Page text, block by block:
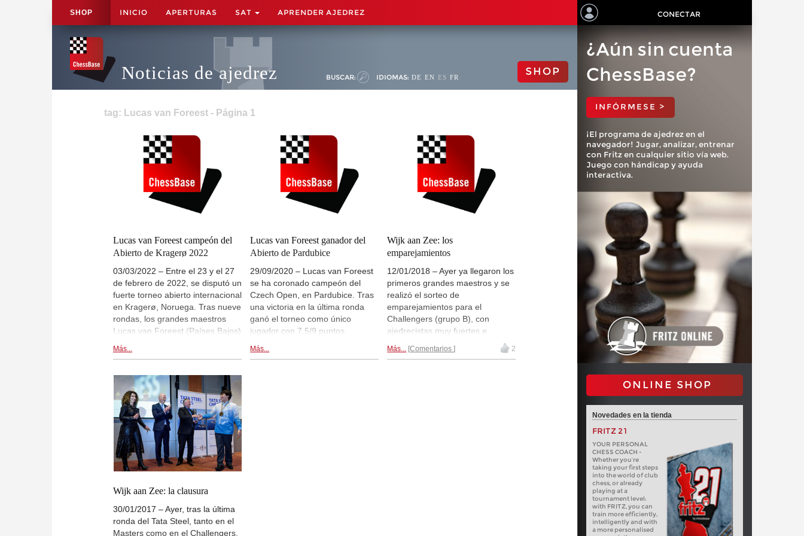
SHOP INICIO APERTURAS SAT APRENDER AJEDREZ CONECTAR
Noticias de ajedrez BUSCAR: IDIOMAS: DE EN ES FR SHOP
tag: Lucas van Foreest - Página 1
Lucas van Foreest campeón del
Abierto de Kragerø 2022
03/03/2022 – Entre el 23 y el 27
de febrero de 2022, se disputó un
fuerte torneo abierto internacional
en Kragerø, Noruega. Tras nueve
rondas, los grandes maestros
Lucas van Foreest (Países Bajos)
(Dinamarca) compartían el primer
coronó campeón debido a tener
la mejor valoración de
desempate.| En la foto: (de izda.
a dcha.) Geir Sune Tallaksen
Ostmoe, Chatalbashev, van
Foreest | Foto: Club de Ajedrez
de Kragerø
Más...
Lucas van Foreest ganador del
Abierto de Pardubice
29/09/2020 – Lucas van Foreest
se ha coronado campeón del
Czech Open, en Pardubice. Tras
una victoria en la última ronda
ganó el torneo como único
jugador con 7,5/9 puntos.
Jarmula, seguido por Robby
Más...
Wijk aan Zee: los
emparejamientos
12/01/2018 – Ayer ya llegaron los
primeros grandes maestros y se
realizó el sorteo de
emparejamientos para el
Challengers (grupo B), con
ajedrecistas muy fuertes e
interesantes. Dos de los héroes
locales, los hermanos Jorden y
Más... Comentarios 2
Wijk aan Zee: la clausura
30/01/2017 – Ayer, tras la última
ronda del Tata Steel, tanto en el
Masters como en el Challengers,
¿Aún sin cuenta
ChessBase?
INFÓRMESE >
¡El programa de ajedrez en el
navegador! Jugar, analizar, entrenar
con Fritz en cualquier sitio vía web.
Juego con hándicap y ayuda
interactiva.
ONLINE SHOP
Novedades en la tienda
FRITZ 21
YOUR PERSONAL
CHESS COACH -
Whether you’re
taking your first steps
into the world of club
chess, or already
playing at a
tournament level:
with FRITZ, you can
train more efficiently,
intelligently and with
a more personalised